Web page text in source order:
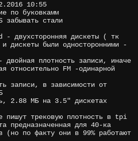
10:55
по буковкамм
забывать стали
двухсторонняя дискеты ( тк
и дискеты были односторонними -
плотность записи, иначе
относительно FM -одинарной
записи, в зависимости от
2.88 МБ на 3.5" дискетах
пишут трековую плотность в tpi
предназначенная для 40-ка
(но по факту они в 99% работают